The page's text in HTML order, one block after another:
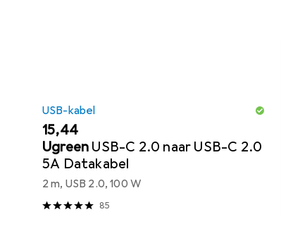
USB-kabel
EUR
15,44
Ugreen USB-C 2.0 naar USB-C 2.0
5A Datakabel
2 m, USB 2.0, 100 W
85